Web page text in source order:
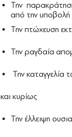
Την
από την υποβολή
Την πτώχευση
Την ραγδαία
Την καταγγελία
και κυρίως
Την έλλειψη